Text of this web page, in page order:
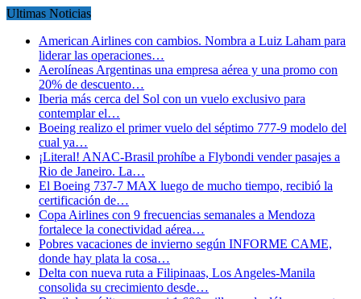
Ultimas Noticias
American Airlines con cambios. Nombra a Luiz Laham para
liderar las operaciones…
Aerolíneas Argentinas una empresa aérea y una promo con
20% de descuento…
Iberia más cerca del Sol con un vuelo exclusivo para
contemplar el…
Boeing realizo el primer vuelo del séptimo 777-9 modelo del
cual ya…
¡Literal! ANAC-Brasil prohíbe a Flybondi vender pasajes a
Rio de Janeiro. La…
El Boeing 737-7 MAX luego de mucho tiempo, recibió la
certificación de…
Copa Airlines con 9 frecuencias semanales a Mendoza
fortalece la conectividad aérea…
Pobres vacaciones de invierno según INFORME CAME,
donde hay plata la cosa…
Delta con nueva ruta a Filipinaas, Los Angeles-Manila
consolida su crecimiento desde…